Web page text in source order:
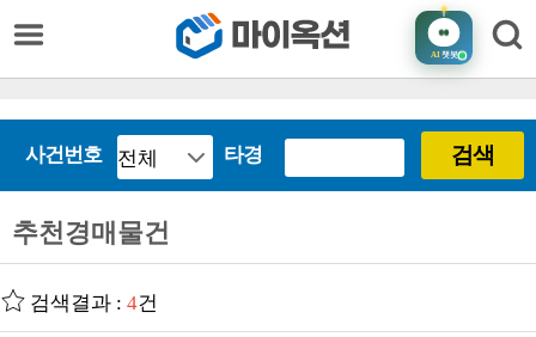
AI챗봇
사건번호 타경 검색
추천경매물건
검색결과 : 4건